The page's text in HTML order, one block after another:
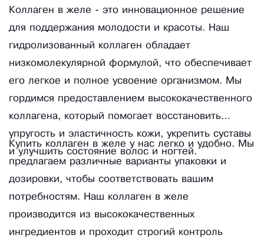
Коллаген в желе - это инновационное решение
для поддержания молодости и красоты. Наш
гидролизованный коллаген обладает
низкомолекулярной формулой, что обеспечивает
его легкое и полное усвоение организмом. Мы
гордимся предоставлением высококачественного
коллагена, который помогает восстановить
упругость и эластичность кожи, укрепить суставы
и улучшить состояние волос и ногтей.
Купить коллаген в желе у нас легко и удобно. Мы
предлагаем различные варианты упаковки и
дозировки, чтобы соответствовать вашим
потребностям. Наш коллаген в желе
производится из высококачественных
ингредиентов и проходит строгий контроль